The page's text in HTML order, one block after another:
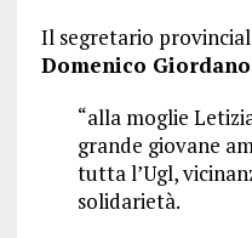
Il segretario
Domenico Giordano
“alla moglie
grande giovane
tutta l’Ugl,
solidarietà.